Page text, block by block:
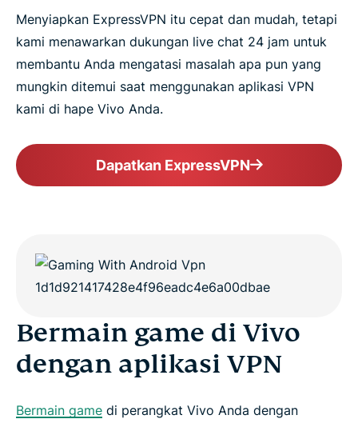
Menyiapkan ExpressVPN itu cepat dan mudah, tetapi
kami menawarkan dukungan live chat 24 jam untuk
membantu Anda mengatasi masalah apa pun yang
mungkin ditemui saat menggunakan aplikasi VPN
kami di hape Vivo Anda.
Dapatkan ExpressVPN
Bermain game di Vivo
dengan aplikasi VPN
Bermain game di perangkat Vivo Anda dengan